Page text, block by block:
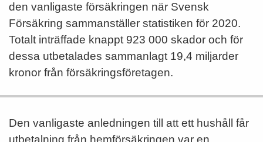
den vanligaste försäkringen när Svensk
Försäkring sammanställer statistiken för 2020.
Totalt inträffade knappt 923 000 skador och för
dessa utbetalades sammanlagt 19,4 miljarder
kronor från försäkringsföretagen.
Den vanligaste anledningen till att ett hushåll får
utbetalning från hemförsäkringen var en